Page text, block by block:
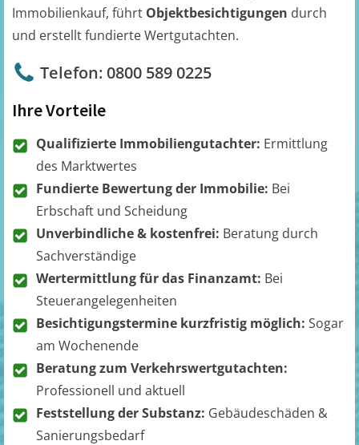
Immobilienkauf, führt Objektbesichtigungen durch
und erstellt fundierte Wertgutachten.
Telefon: 0800 589 0225
Ihre Vorteile
Qualifizierte Immobiliengutachter: Ermittlung
des Marktwertes
Fundierte Bewertung der Immobilie: Bei
Erbschaft und Scheidung
Unverbindliche & kostenfrei: Beratung durch
Sachverständige
Wertermittlung für das Finanzamt: Bei
Steuerangelegenheiten
Besichtigungstermine kurzfristig möglich: Sogar
am Wochenende
Beratung zum Verkehrswertgutachten:
Professionell und aktuell
Feststellung der Substanz: Gebäudeschäden &
Sanierungsbedarf